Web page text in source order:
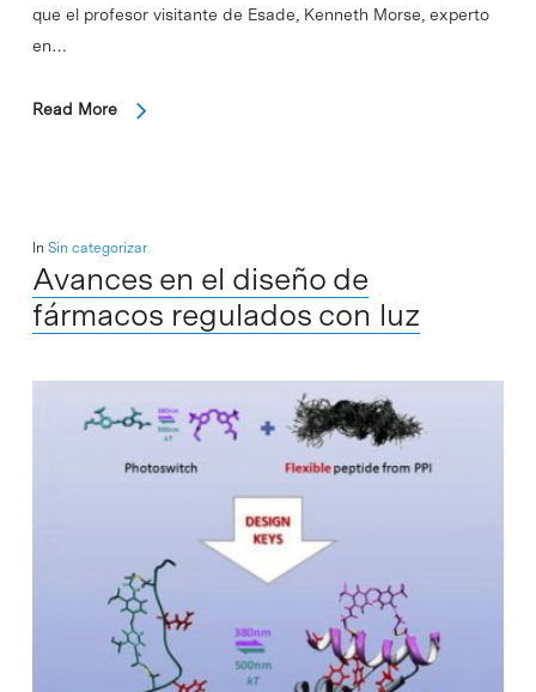
que el profesor visitante de Esade, Kenneth Morse, experto
en…
Read More
In Sin categorizar
Avances en el diseño de
fármacos regulados con luz